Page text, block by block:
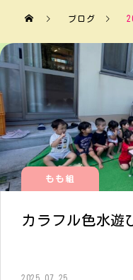
ブログ
もも組
カラフル色水遊
2025.07.25